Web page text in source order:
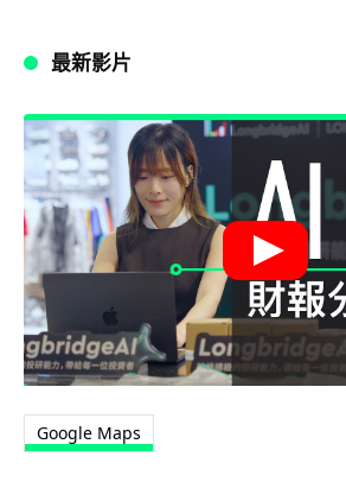
最新影片
Google Maps